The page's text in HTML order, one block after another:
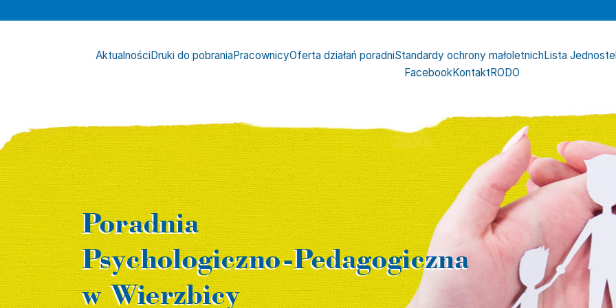
AktualnościDruki do pobraniaPracownicyOferta działań poradniStandardy ochrony małoletnichLista
FacebookKontaktRODO